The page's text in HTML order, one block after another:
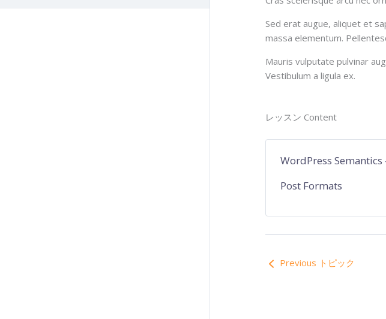
Sed erat augue, aliquet et
massa elementum.
Mauris vulputate pulvinar
Vestibulum a ligula ex.
レッスン Content
WordPress
Post Formats
Previous トピック